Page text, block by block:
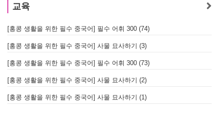
교육
[홍콩 생활을 위한 필수 중국어] 필수 어휘 300 (74)
[홍콩 생활을 위한 필수 중국어] 사물 묘사하기 (3)
[홍콩 생활을 위한 필수 중국어] 필수 어휘 300 (73)
[홍콩 생활을 위한 필수 중국어] 사물 묘사하기 (2)
[홍콩 생활을 위한 필수 중국어] 사물 묘사하기 (1)